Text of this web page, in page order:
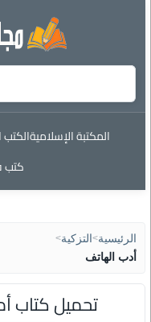
المكتبة الإسلاميةالكتب
كتب
الرئيسية> التزكية>
أدب الهاتف
تحميل كتاب